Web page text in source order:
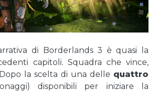
di Borderlands 3 è quasi la
capitoli. Squadra che vince,
la scelta di una delle quattro
disponibili per iniziare la